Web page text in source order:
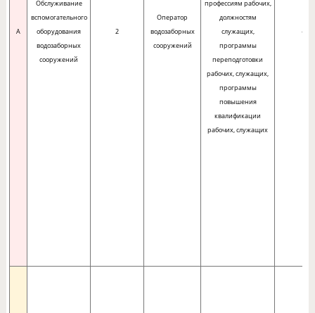
A
Обслуживание
вспомогательного
оборудования
водозаборных
сооружений
2
Оператор
водозаборных
сооружений
профессиям рабочих,
должностям
служащих,
программы
переподготовки
рабочих, служащих,
программы
повышения
квалификации
рабочих, служащих
-